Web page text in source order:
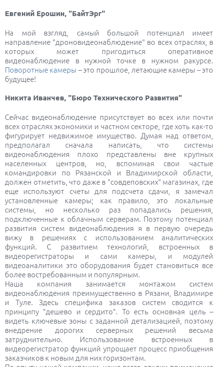
Евгений Ерошин, "БайтЭрг"
На мой взгляд, самый большой потенциал имеет
направление "дроновидеонаблюдение" во всех отраслях, в
которых может пригодиться оперативное
видеонаблюдение в нужной точке в нужном ракурсе.
Поворотные камеры – это прошлое, летающие камеры – это
будущее!
Никита Иванчев, "Бюро Технического Развития"
Сейчас видеонаблюдение присутствует во всех или почти
всех отраслях экономики и частном секторе, где хоть как-то
фигурирует недвижимое имущество. Думая над ответом,
предполагал сначала написать, что системы
видеонаблюдения плохо представлены вне крупных
населенных центров, но, вспоминая свои частые
командировки по Рязанской и Владимирской области,
должен отметить, что даже в "совдеповских" магазинах, где
еще используют счеты для подсчета сдачи, я замечал
установленные камеры; как правило, это локальные
системы, но несколько раз попадались решения,
подключенные к облачным серверам. Поэтому потенциал
развития систем видеонаблюдения я в первую очередь
вижу в решениях с использованием аналитических
функций. С развитием технологий, встроенных в
видеорегистраторы и сами камеры, и модулей
видеоаналитики это оборудования будет становиться все
более востребованным и популярным.
Наша компания занимается монтажом систем
видеонаблюдения преимущественно в Рязани, Владимире
и Туле. Здесь специфика заказов систем сводится к
принципу "дешево и сердито". То есть основная цель –
видеть ключевые зоны с заданной детализацией, поэтому
внедрение дорогих серверных решений весьма
затруднительно. Использование встроенных в
видеорегистратор функций упрощает процесс приобщения
заказчиков к новым для них горизонтам.